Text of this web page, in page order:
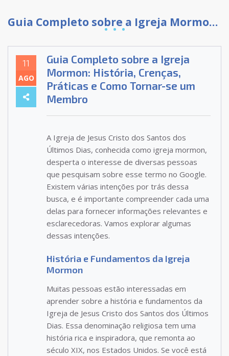
Guia Completo sobre a Igreja Mormon: História, Crenças, Práticas e Como Tornar-se um Membro
11
AGO
Guia Completo sobre a Igreja
Mormon: História, Crenças,
Práticas e Como Tornar-se um
Membro
A Igreja de Jesus Cristo dos Santos dos
Últimos Dias, conhecida como igreja mormon,
desperta o interesse de diversas pessoas
que pesquisam sobre esse termo no Google.
Existem várias intenções por trás dessa
busca, e é importante compreender cada uma
delas para fornecer informações relevantes e
esclarecedoras. Vamos explorar algumas
dessas intenções.
História e Fundamentos da Igreja
Mormon
Muitas pessoas estão interessadas em
aprender sobre a história e fundamentos da
Igreja de Jesus Cristo dos Santos dos Últimos
Dias. Essa denominação religiosa tem uma
história rica e inspiradora, que remonta ao
século XIX, nos Estados Unidos. Se você está